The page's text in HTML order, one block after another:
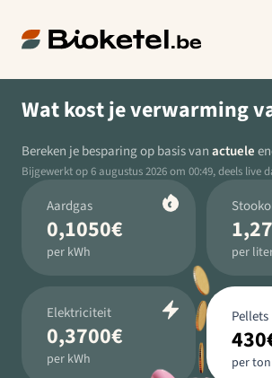
Wat kost je verwarming
Bereken je besparing op basis vanactuele
Bijgewerkt op 6 augustus 2026 om 00:49, deels live
Aardgas
0,1050€
per kWh per
Elektriciteit
0,3700€
per kWh
Pellets
430
per ton